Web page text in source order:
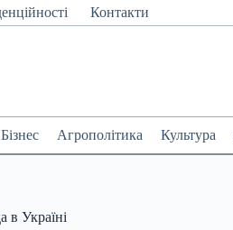
Контакти
Бізнес Агрополітика Культура
в Україні